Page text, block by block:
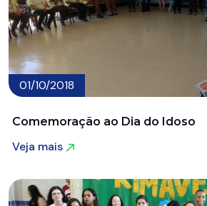
01/10/2018
Comemoração ao Dia do Idoso
Veja mais